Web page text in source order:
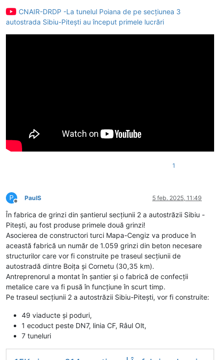
CNAIR-DRDP -La tunelul Poiana de pe secțiunea 3
autostrada Sibiu-Pitești au început primele lucrări
1
P
Deconectat
PaulS 5 feb. 2025, 11:49
În fabrica de grinzi din șantierul secțiunii 2 a autostrăzii Sibiu -
Pitești, au fost produse primele două grinzi!
Asocierea de constructori turci Mapa-Cengiz va produce în
această fabrică un număr de 1.059 grinzi din beton necesare
structurilor care vor fi construite pe traseul secțiunii de
autostradă dintre Boița și Cornetu (30,35 km).
Antreprenorul a montat în șantier și o fabrică de confecții
metalice care va fi pusă în funcțiune în scurt timp.
Pe traseul secțiunii 2 a autostrăzii Sibiu-Pitești, vor fi construite:
49 viaducte și poduri,
1 ecoduct peste DN7, linia CF, Râul Olt,
7 tuneluri